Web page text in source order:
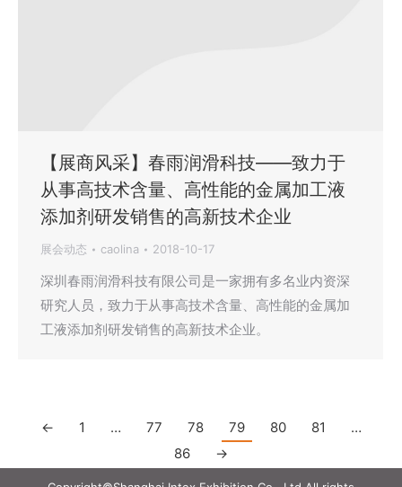
【展商风采】春雨润滑科技——致力于
从事高技术含量、高性能的金属加工液
添加剂研发销售的高新技术企业
展会动态 caolina 2018-10-17
深圳春雨润滑科技有限公司是一家拥有多名业内资深
研究人员，致力于从事高技术含量、高性能的金属加
工液添加剂研发销售的高新技术企业。
← 1 … 77 78 79 80 81
…
86
→